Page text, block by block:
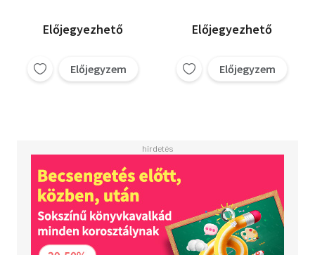
Előjegyezhető
Előjegyzem
Előjegyezhető
Előjegyzem